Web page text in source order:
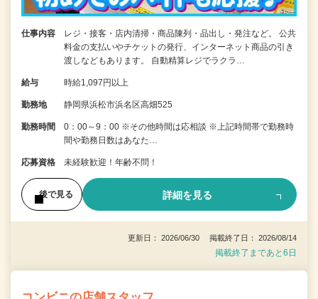
仕事内容
レジ・接客・店内清掃・商品陳列・品出し・発注など。 公共
料金の支払いやチケットの発行、インターネット商品の引き
渡しなどもあります。 自動精算レジでラクラ…
給与 時給1,097円以上
勤務地 静岡県浜松市浜名区高畑525
勤務時間
0：00～9：00 ※その他時間は応相談 ※上記時間帯で勤務時
間や勤務日数はあなた…
応募資格 未経験歓迎！年齢不問！
後で見る 詳細を見る
更新日： 2026/06/30 掲載終了日： 2026/08/14
掲載終了まであと6日